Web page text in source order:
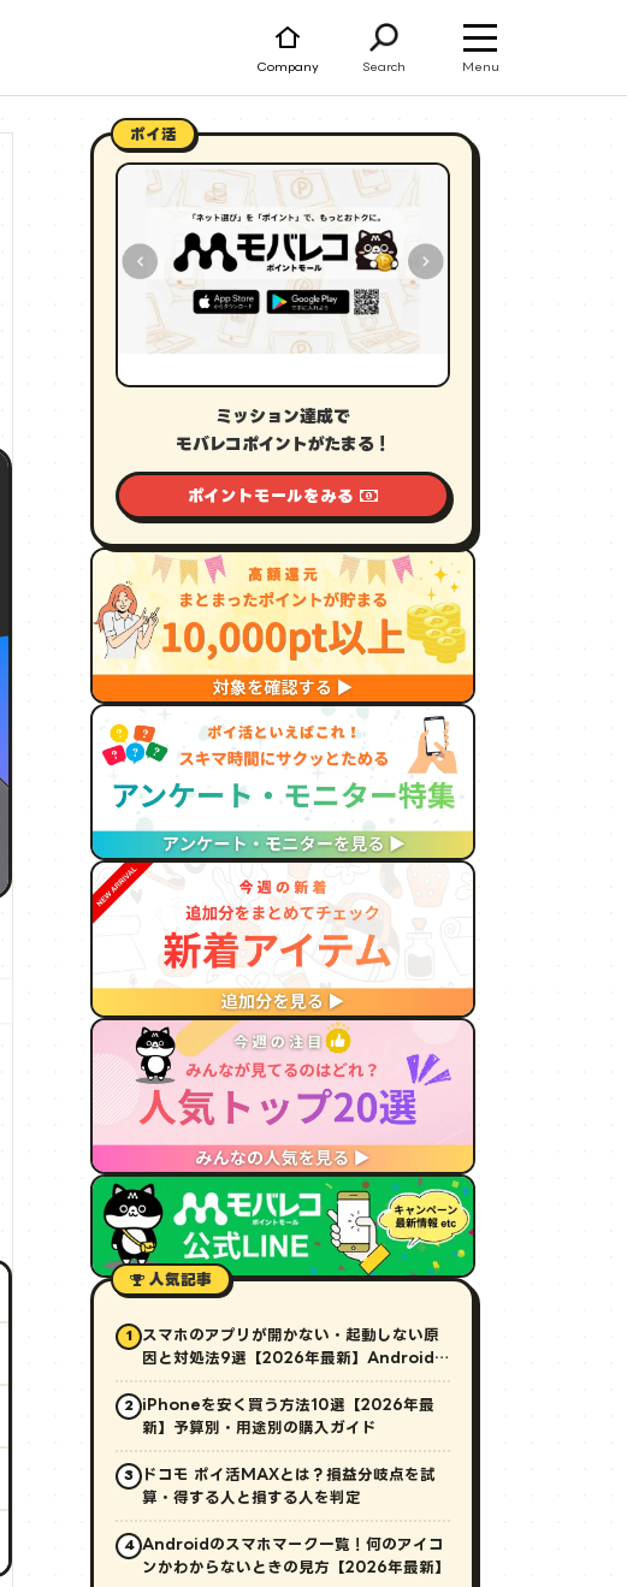
Company Search Menu
ポイ活
ミッション達成で
モバレコポイントがたまる！
ポイントモールをみる
人気記事
1
スマホのアプリが開かない・起動しない原
因と対処法9選【2026年最新】Android・
iPhone対応
2
iPhoneを安く買う方法10選【2026年最
新】予算別・用途別の購入ガイド
3
ドコモ ポイ活MAXとは？損益分岐点を試
算・得する人と損する人を判定
4
Androidのスマホマーク一覧！何のアイコ
ンかわからないときの見方【2026年最新】